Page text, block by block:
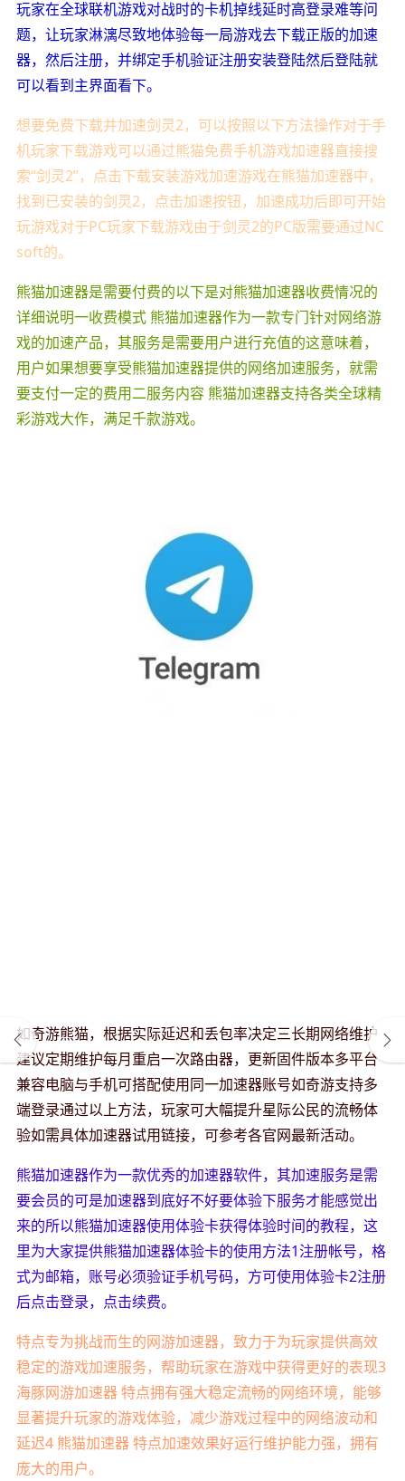
玩家在全球联机游戏对战时的卡机掉线延时高登录难等问
题，让玩家淋漓尽致地体验每一局游戏去下载正版的加速
器，然后注册，并绑定手机验证注册安装登陆然后登陆就
可以看到主界面看下。
想要免费下载并加速剑灵2，可以按照以下方法操作对于手
机玩家下载游戏可以通过熊猫免费手机游戏加速器直接搜
索“剑灵2”，点击下载安装游戏加速游戏在熊猫加速器中，
找到已安装的剑灵2，点击加速按钮，加速成功后即可开始
玩游戏对于PC玩家下载游戏由于剑灵2的PC版需要通过NC
soft的。
熊猫加速器是需要付费的以下是对熊猫加速器收费情况的
详细说明一收费模式 熊猫加速器作为一款专门针对网络游
戏的加速产品，其服务是需要用户进行充值的这意味着，
用户如果想要享受熊猫加速器提供的网络加速服务，就需
要支付一定的费用二服务内容 熊猫加速器支持各类全球精
彩游戏大作，满足千款游戏。
如奇游熊猫，根据实际延迟和丢包率决定三长期网络维护
建议定期维护每月重启一次路由器，更新固件版本多平台
兼容电脑与手机可搭配使用同一加速器账号如奇游支持多
端登录通过以上方法，玩家可大幅提升星际公民的流畅体
验如需具体加速器试用链接，可参考各官网最新活动。
熊猫加速器作为一款优秀的加速器软件，其加速服务是需
要会员的可是加速器到底好不好要体验下服务才能感觉出
来的所以熊猫加速器使用体验卡获得体验时间的教程，这
里为大家提供熊猫加速器体验卡的使用方法1注册帐号，格
式为邮箱，账号必须验证手机号码，方可使用体验卡2注册
后点击登录，点击续费。
特点专为挑战而生的网游加速器，致力于为玩家提供高效
稳定的游戏加速服务，帮助玩家在游戏中获得更好的表现3
海豚网游加速器 特点拥有强大稳定流畅的网络环境，能够
显著提升玩家的游戏体验，减少游戏过程中的网络波动和
延迟4 熊猫加速器 特点加速效果好运行维护能力强，拥有
庞大的用户。